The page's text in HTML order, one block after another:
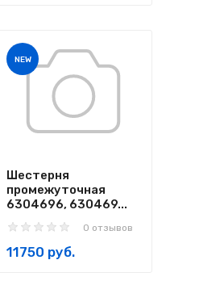
NEW
Шестерня
промежуточная
6304696, 630469...
0 отзывов
11750 руб.